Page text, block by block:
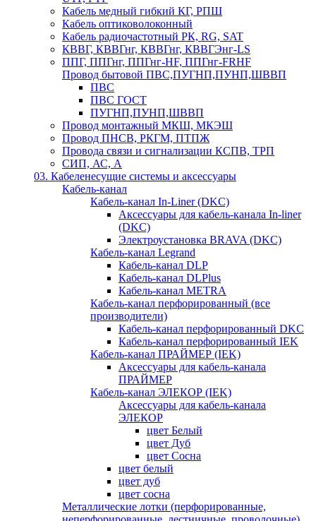
Кабель медный гибкий КГ, РПШ
Кабель оптиковолоконный
Кабель радиочастотный РК, RG, SAT
КВВГ, КВВГнг, КВВГнг, КВВГЭнг-LS
ППГ, ППГнг, ППГнг-HF, ППГнг-FRHF
Провод бытовой ПВС,ПУГНП,ПУНП,ШВВП
ПВС
ПВС ГОСТ
ПУГНП,ПУНП,ШВВП
Провод монтажный МКШ, МКЭШ
Провод ПНСВ, РКГМ, ПТПЖ
Провода связи и сигнализации КСПВ, ТРП
СИП, АС, А
03. Кабеленесущие системы и аксессуары
Кабель-канал
Кабель-канал In-Liner (DKC)
Аксессуары для кабель-канала In-liner
(DKC)
Электроустановка BRAVA (DKC)
Кабель-канал Legrand
Кабель-канал DLP
Кабель-канал DLPlus
Кабель-канал METRA
Кабель-канал перфорированный (все
производители)
Кабель-канал перфорированный DKC
Кабель-канал перфорированный IEK
Кабель-канал ПРАЙМЕР (IEK)
Аксессуары для кабель-канала
ПРАЙМЕР
Кабель-канал ЭЛЕКОР (IEK)
Аксессуары для кабель-канала
ЭЛЕКОР
цвет Белый
цвет Дуб
цвет Сосна
цвет белый
цвет дуб
цвет сосна
Металлические лотки (перфорированные,